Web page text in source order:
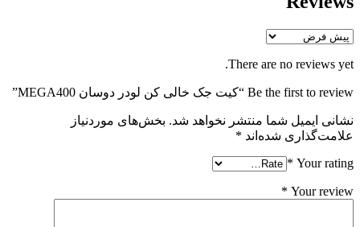
There are no reviews yet.
Be the first to review “کیت جک خالی کن لودر دوسان MEGA400”
نشانی ایمیل شما منتشر نخواهد شد. بخش‌های موردنیاز
علامت‌گذاری شده‌اند *
Your rating
*
Your review
*